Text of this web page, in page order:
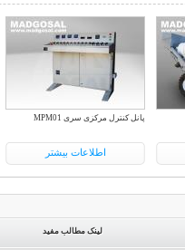
پانل کنترل مرکزی سری MPM01
اطلاعات بیشتر
لینک مطالب مفید